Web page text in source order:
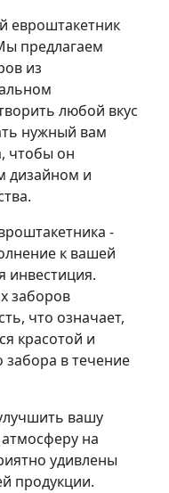
евроштакетник
предлагаем
из
любой вкус
нужный вам
чтобы он
дизайном и
-
к вашей
инвестиция.
заборов
что означает,
красотой и
в течение
вашу
на
удивлены
продукции.